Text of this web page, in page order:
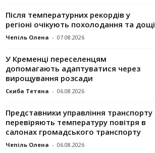
Після температурних рекордів у
регіоні очікують похолодання та дощі
Чепіль Олена - 07.08.2026
У Кременці переселенцям
допомагають адаптуватися через
вирощування розсади
Скиба Тетяна - 06.08.2026
Представники управління транспорту
перевіряють температуру повітря в
салонах громадського транспорту
Чепіль Олена - 06.08.2026